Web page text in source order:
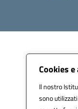
Cookies
Il nostro
sono